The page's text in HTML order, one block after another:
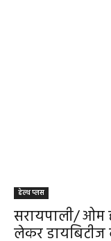
हेल्थ प्लस
सरायपाली/ ओम
लेकर